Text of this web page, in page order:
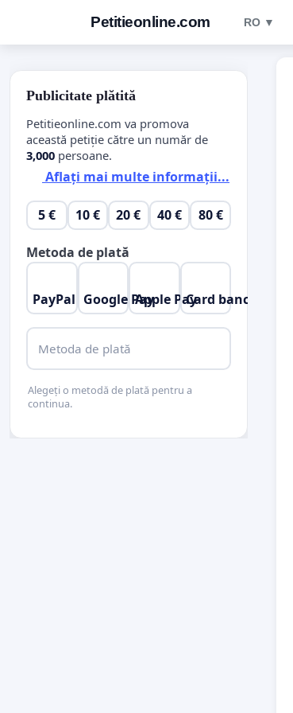
Petitieonline.com RO ▼
Publicitate plătită
Petitieonline.com va promova
această petiție către un număr de
3,000 persoane.
Aflați mai multe informații...
5 € 10 € 20 € 40 € 80 €
Metoda de plată
PayPal Google PayApple PayCard bancar
Metoda de plată
Alegeți o metodă de plată pentru a
continua.